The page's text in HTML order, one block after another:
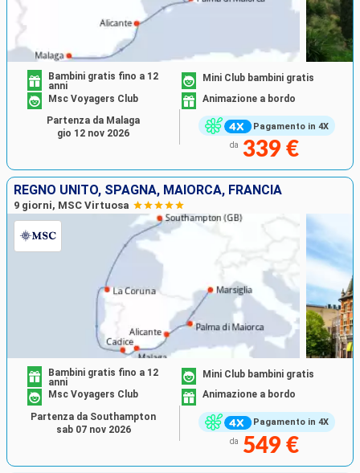
Pagamento in 4X
Bambini gratis fino a 12
anni
Mini Club bambini gratis
Msc Voyagers Club
Animazione a bordo
da 339 €
Partenza da Malaga
gio 12 nov 2026
REGNO UNITO, SPAGNA, MAIORCA, FRANCIA
9 giorni, MSC Virtuosa
Pagamento in 4X
Bambini gratis fino a 12
anni
Mini Club bambini gratis
Msc Voyagers Club
Animazione a bordo
da 549 €
Partenza da Southampton
sab 07 nov 2026